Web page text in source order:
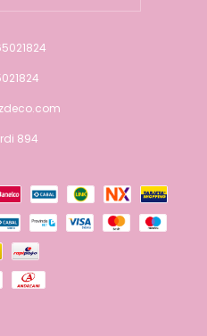
894